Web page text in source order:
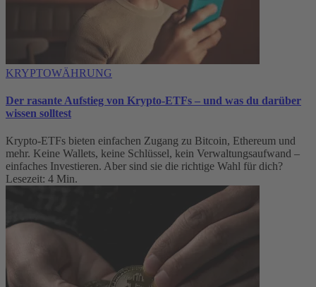
KRYPTOWÄHRUNG
Der rasante Aufstieg von Krypto-ETFs – und was du darüber
wissen solltest
Krypto-ETFs bieten einfachen Zugang zu Bitcoin, Ethereum und
mehr. Keine Wallets, keine Schlüssel, kein Verwaltungsaufwand –
einfaches Investieren. Aber sind sie die richtige Wahl für dich?
Lesezeit: 4 Min.